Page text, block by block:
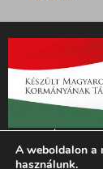
„Az Új
A weboldalon a
használunk.